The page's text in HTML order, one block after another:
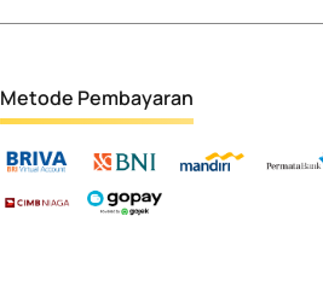
Metode Pembayaran